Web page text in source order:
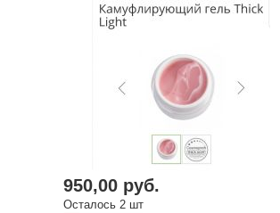
950,00 руб.
Осталось 2 шт